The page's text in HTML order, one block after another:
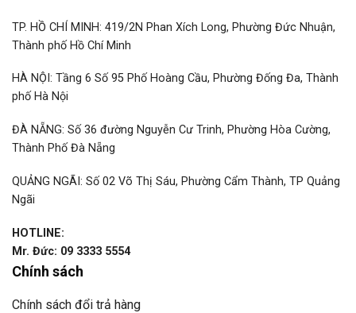
TP. HỒ CHÍ MINH: 419/2N Phan Xích Long, Phường Đức Nhuận,
Thành phố Hồ Chí Minh
HÀ NỘI: Tầng 6 Số 95 Phố Hoàng Cầu, Phường Đống Đa, Thành
phố Hà Nội
ĐÀ NẴNG: Số 36 đường Nguyễn Cư Trinh, Phường Hòa Cường,
Thành Phố Đà Nẵng
QUẢNG NGÃI: Số 02 Võ Thị Sáu, Phường Cẩm Thành, TP Quảng
Ngãi
HOTLINE:
Mr. Đức: 09 3333 5554
Chính sách
Chính sách đổi trả hàng